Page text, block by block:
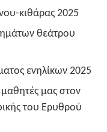
κιθάρας 2025
θεάτρου
ενηλίκων 2025
μαθητές μας στον
του Ερυθρού